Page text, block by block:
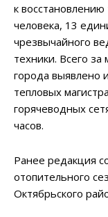
к
человека, 13
чрезвычайного
техники. Всего
города выявлено
тепловых
горячеводных
часов.
Ранее редакция
отопительного
Октябрьского